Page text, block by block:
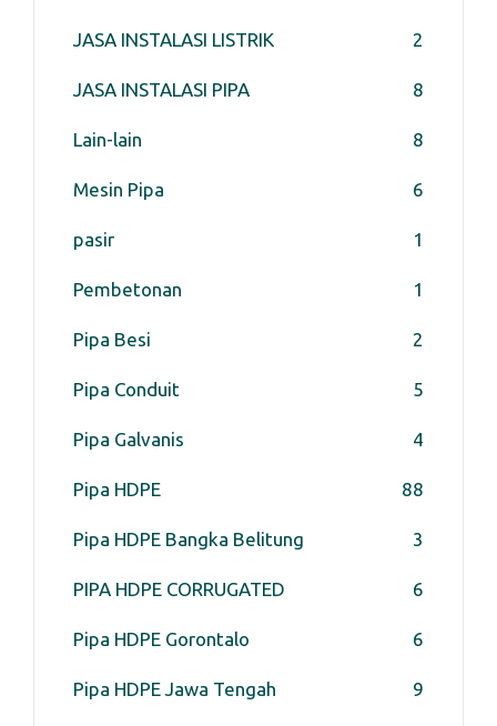
JASA INSTALASI LISTRIK 2
JASA INSTALASI PIPA 8
Lain-lain 8
Mesin Pipa 6
pasir 1
Pembetonan 1
Pipa Besi 2
Pipa Conduit 5
Pipa Galvanis 4
Pipa HDPE 88
Pipa HDPE Bangka Belitung 3
PIPA HDPE CORRUGATED 6
Pipa HDPE Gorontalo 6
Pipa HDPE Jawa Tengah 9